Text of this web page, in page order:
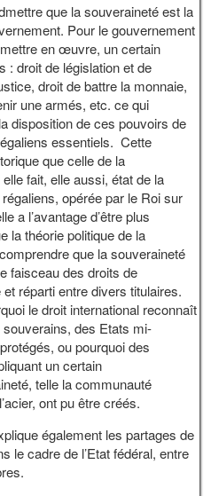
que la souveraineté est la
Pour le gouvernement
en œuvre, un certain
: droit de législation et de
droit de battre la monnaie,
une armés, etc. ce qui
disposition de ces pouvoirs de
essentiels. Cette
que celle de la
fait, elle aussi, état de la
opérée par le Roi sur
a l’avantage d’être plus
la théorie politique de la
que la souveraineté
faisceau des droits de
réparti entre divers titulaires.
le droit international reconnaît
des Etats mi-
ou pourquoi des
un certain
telle la communauté
ont pu être créés.
également les partages de
le cadre de l’Etat fédéral, entre